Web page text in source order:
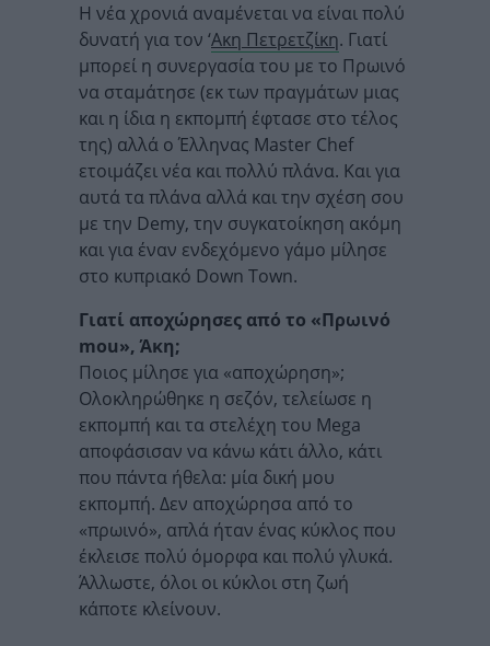
Η νέα χρονιά αναμένεται να είναι πολύ
δυνατή για τον ‘Ακη Πετρετζίκη. Γιατί
μπορεί η συνεργασία του με το Πρωινό
να σταμάτησε (εκ των πραγμάτων μιας
και η ίδια η εκπομπή έφτασε στο τέλος
της) αλλά ο Έλληνας Master Chef
ετοιμάζει νέα και πολλύ πλάνα. Και για
αυτά τα πλάνα αλλά και την σχέση σου
με την Demy, την συγκατοίκηση ακόμη
και για έναν ενδεχόμενο γάμο μίλησε
στο κυπριακό Down Town.
Γιατί αποχώρησες από το «Πρωινό
mou», Άκη;
Ποιος μίλησε για «αποχώρηση»;
Ολοκληρώθηκε η σεζόν, τελείωσε η
εκπομπή και τα στελέχη του Mega
αποφάσισαν να κάνω κάτι άλλο, κάτι
που πάντα ήθελα: μία δική μου
εκπομπή. Δεν αποχώρησα από το
«πρωινό», απλά ήταν ένας κύκλος που
έκλεισε πολύ όμορφα και πολύ γλυκά.
Άλλωστε, όλοι οι κύκλοι στη ζωή
κάποτε κλείνουν.